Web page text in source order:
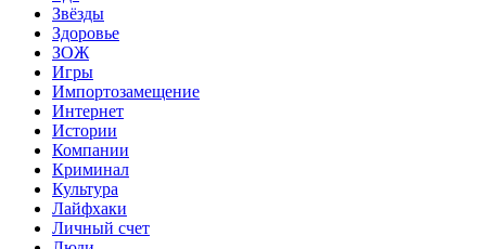
Звёзды
Здоровье
ЗОЖ
Игры
Импортозамещение
Интернет
Истории
Компании
Криминал
Культура
Лайфхаки
Личный счет